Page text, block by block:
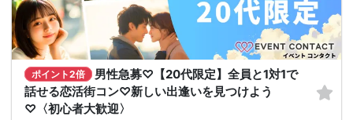
ポイント2倍
男性急募♡【20代限定】全員と1対1で
話せる恋活街コン♡新しい出逢いを見つけよう
♡〈初心者大歓迎〉